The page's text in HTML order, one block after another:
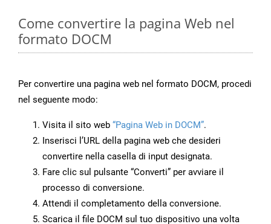
Come convertire la pagina Web nel
formato DOCM
Per convertire una pagina web nel formato DOCM, procedi
nel seguente modo:
Visita il sito web “Pagina Web in DOCM”.
Inserisci l’URL della pagina web che desideri
convertire nella casella di input designata.
Fare clic sul pulsante “Converti” per avviare il
processo di conversione.
Attendi il completamento della conversione.
Scarica il file DOCM sul tuo dispositivo una volta